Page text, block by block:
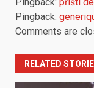
Pingback:
Comments are
RELATED